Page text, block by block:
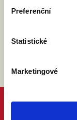
Preferenční
Statistické
Marketingové